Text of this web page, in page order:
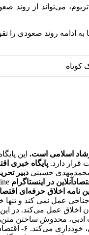
روند صعودی را
قرار دارد. پایگاه خبری
حسینی دبیر
نامه اخلاق حرفه‌ای
وجه جناحی عمل نمی
اخلاق عمل می‌کند. در
اقتصاد آنلاین اگر اخباری را از منبعی دیگر
مطرود است. ۵-